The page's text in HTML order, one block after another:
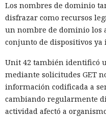
Los nombres de dominio
disfrazar como recursos
un nombre de dominio los
conjunto de dispositivos ya
Unit 42 también identificó
mediante solicitudes GET
información codificada a
cambiando regularmente
actividad afectó a
Brecha del
Estados
China a
07:31 / 06.08.2026